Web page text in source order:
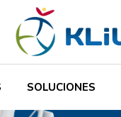
SOLUCIONES